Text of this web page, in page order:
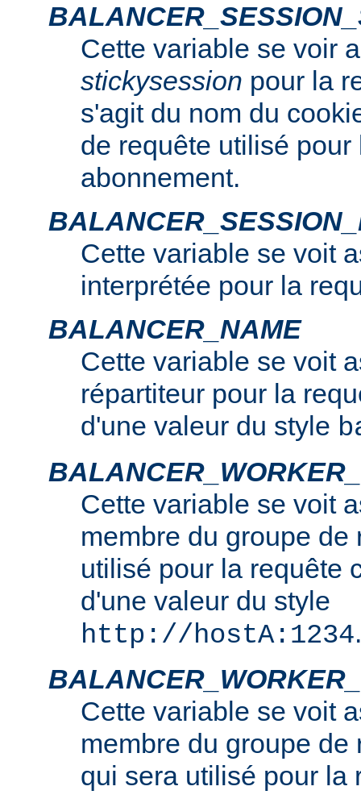
Cette variable se voir
stickysession pour la
s'agit du nom du
de requête utilisé
abonnement.
Cette variable se voit
interprétée pour la
BALANCER_NAME
Cette variable se voit
répartiteur pour la
d'une valeur du style
Cette variable se voit
membre du groupe
utilisé pour la requête
d'une valeur du style
http://hostA:1234.
Cette variable se voit
membre du groupe
qui sera utilisé pour la